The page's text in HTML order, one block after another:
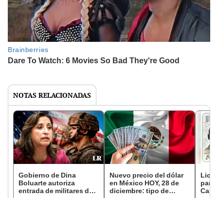
NOTAS RELACIONADAS
Gobierno de Dina
Boluarte autoriza
entrada de militares de
Nuevo precio del dólar
en México HOY, 28 de
diciembre: tipo de
para